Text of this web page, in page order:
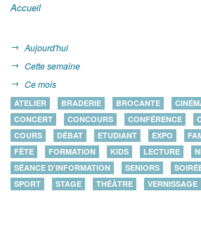
Accueil
Aujourd'hui
Cette semaine
Ce mois
ATELIER BRADERIE BROCANTE
CONCERT
CONCOURS CONFÉRENCE
COURS
DÉBAT ETUDIANT EXPO
FÊTE
FORMATION KIDS LECTURE
SÉANCE D'INFORMATION
SENIORS
SPORT
STAGE THÉÂTRE VERNISSAGE